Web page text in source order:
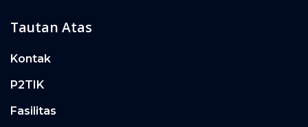
Tautan Atas
Kontak
P2TIK
Fasilitas